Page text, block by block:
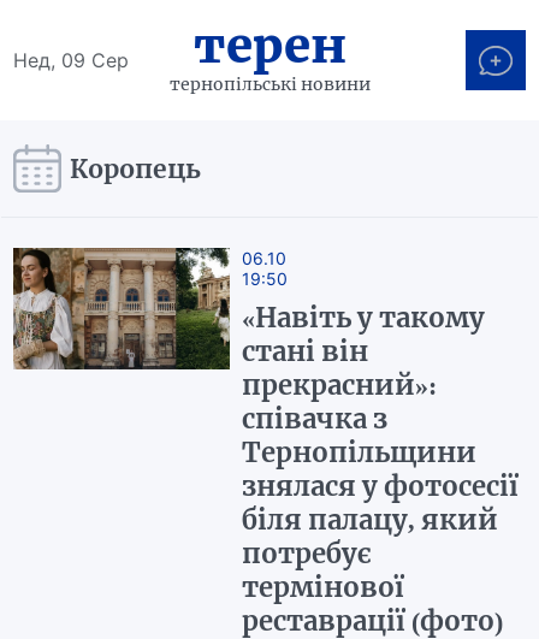
Нед, 09 Сер терен
тернопільські новини
Коропець
06.10
19:50
«Навіть у такому
стані він
прекрасний»:
співачка з
Тернопільщини
знялася у фотосесії
біля палацу, який
потребує
термінової
реставрації (фото)